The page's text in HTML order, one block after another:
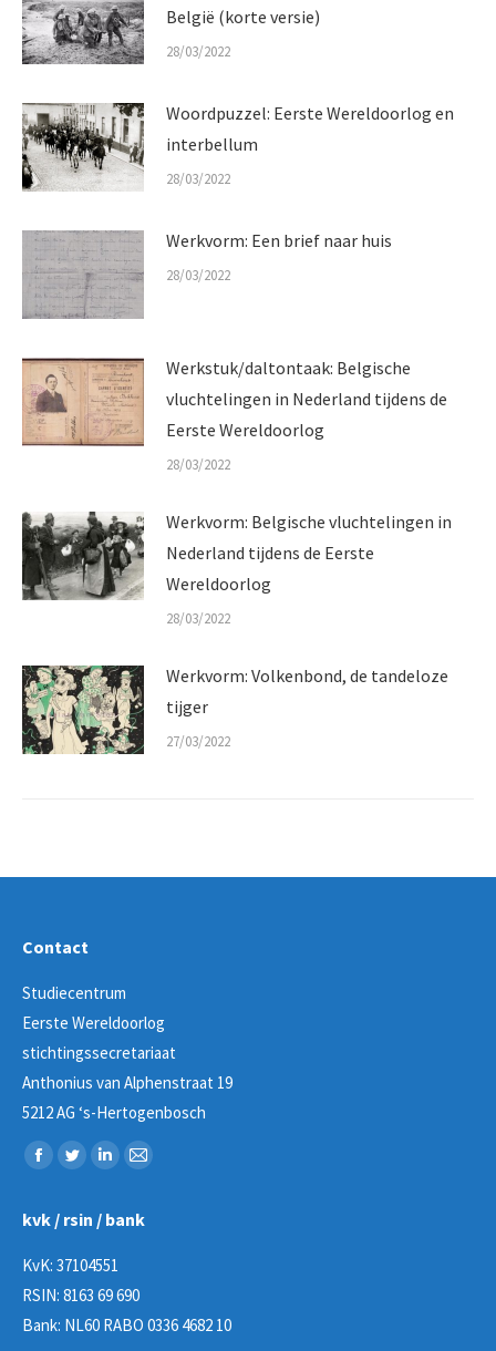
België (korte versie)
28/03/2022
Woordpuzzel: Eerste Wereldoorlog en
interbellum
28/03/2022
Werkvorm: Een brief naar huis
28/03/2022
Werkstuk/daltontaak: Belgische
vluchtelingen in Nederland tijdens de
Eerste Wereldoorlog
28/03/2022
Werkvorm: Belgische vluchtelingen in
Nederland tijdens de Eerste
Wereldoorlog
28/03/2022
Werkvorm: Volkenbond, de tandeloze
tijger
27/03/2022
Contact
Studiecentrum
Eerste Wereldoorlog
stichtingssecretariaat
Anthonius van Alphenstraat 19
5212 AG ‘s-Hertogenbosch
Vind ons op:
Facebook
opens
in
Twitter
opens
in
Linkedin
opens
in
Mail
opens
kvk / rsin / bank
KvK: 37104551
RSIN: 8163 69 690
Bank: NL60 RABO 0336 4682 10